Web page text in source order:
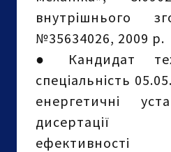
внутрішнього
№35634026, 2009 р.
● Кандидат
спеціальність
енергетичні
дисертації
ефективності